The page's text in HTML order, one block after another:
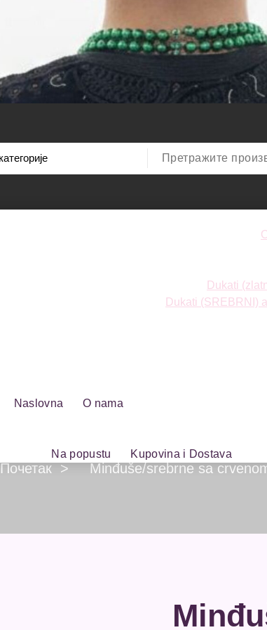
Naslovna O nama
Dukati
Dukati (SREBRNI)
Na popustu Kupovina i Dostava
Почетак > Minđuše/srebrne sa